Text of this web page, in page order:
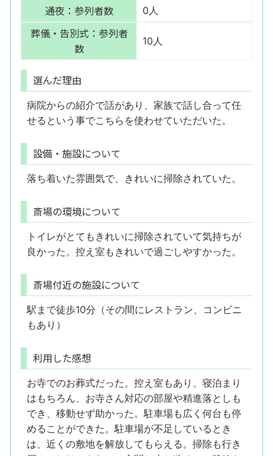
通夜：参列者数 0人
葬儀・告別式：参列者
数
10人
選んだ理由
病院からの紹介で話があり、家族で話し合って任
せるという事でこちらを使わせていただいた。
設備・施設について
落ち着いた雰囲気で、きれいに掃除されていた。
斎場の環境について
トイレがとてもきれいに掃除されていて気持ちが
良かった。控え室もきれいで過ごしやすかった。
斎場付近の施設について
駅まで徒歩10分（その間にレストラン、コンビニ
もあり）
利用した感想
お寺でのお葬式だった。控え室もあり、寝泊まり
はもちろん、お寺さん対応の部屋や精進落としも
でき、移動せず助かった。駐車場も広く何台も停
めることができた。駐車場が不足しているとき
は、近くの敷地を解放してもらえる。掃除も行き